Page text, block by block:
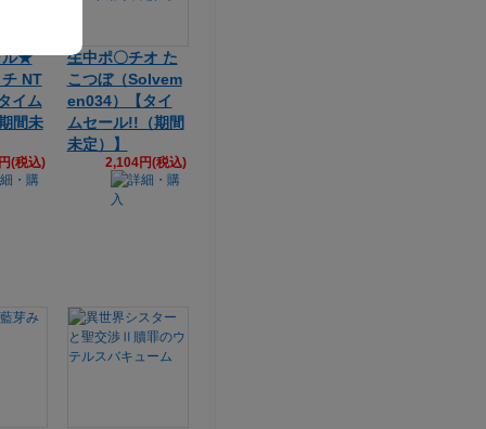
ル★
NT
イム
間未
(税込)
生中ポ〇チオ た
こつぼ（Solvem
en034）【タイ
ムセール!!（期間
未定）】
2,104円(税込)